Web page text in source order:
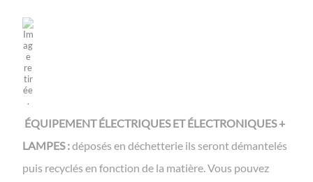
ÉQUIPEMENT ÉLECTRIQUES ET ÉLECTRONIQUES +
LAMPES :déposés en déchetterie ils seront démantelés
puis recyclés en fonction de la matière. Vous pouvez